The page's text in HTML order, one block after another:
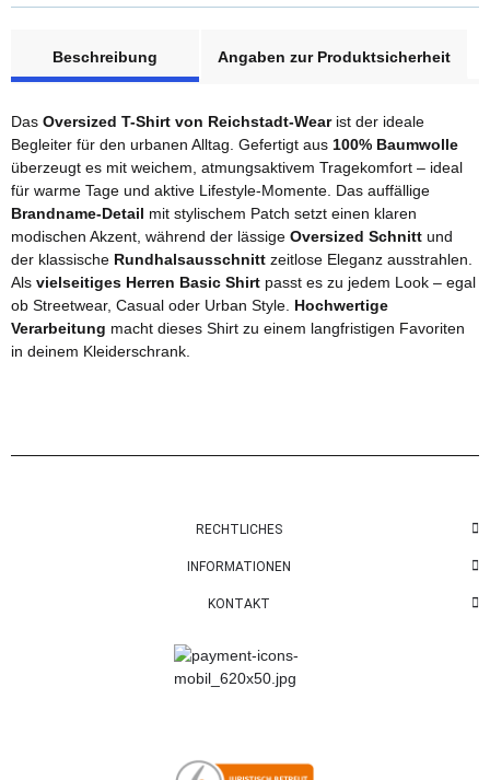
Beschreibung
Angaben zur Produktsicherheit
Das Oversized T-Shirt von Reichstadt-Wearist der ideale
Begleiter für den urbanen Alltag. Gefertigt aus 100% Baumwolle
überzeugt es mit weichem, atmungsaktivem Tragekomfort – ideal
für warme Tage und aktive Lifestyle-Momente. Das auffällige
Brandname-Detail mit stylischem Patch setzt einen klaren
modischen Akzent, während der lässige Oversized Schnitt und
der klassische Rundhalsausschnitt zeitlose Eleganz ausstrahlen.
Als vielseitiges Herren Basic Shirt passt es zu jedem Look – egal
ob Streetwear, Casual oder Urban Style. Hochwertige
Verarbeitung macht dieses Shirt zu einem langfristigen Favoriten
in deinem Kleiderschrank.
RECHTLICHES
INFORMATIONEN
KONTAKT